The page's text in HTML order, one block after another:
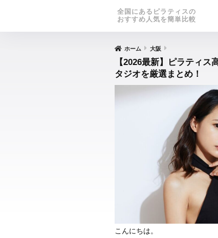
全国にあるピラティスの
おすすめ人気を簡単比較
ホーム 大阪
【2026最新】ピラティ
タジオを厳選まとめ！
こんにちは。